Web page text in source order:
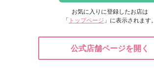
お気に入りに登録したお店は
「 トップページ 」に表示されます。
公式店舗ページを開く